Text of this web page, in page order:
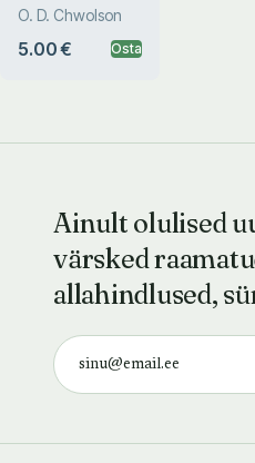
hajumise seadus
O. D. Chwolson
5.00 € Osta
Ainult olulised
värsked
allahindlused,